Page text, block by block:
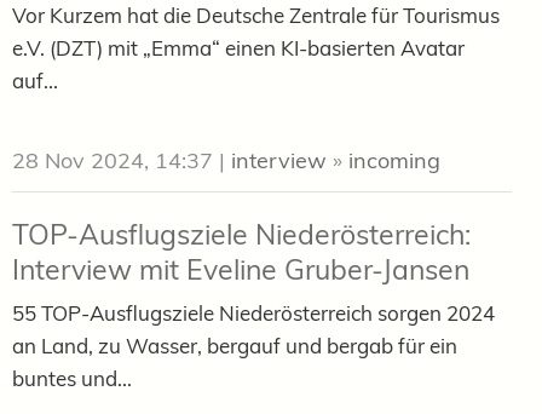
Vor Kurzem hat die Deutsche Zentrale für Tourismus
e.V. (DZT) mit „Emma“ einen KI-basierten Avatar
auf...
28 Nov 2024, 14:37 | interview » incoming
TOP-Ausflugsziele Niederösterreich:
Interview mit Eveline Gruber-Jansen
55 TOP-Ausflugsziele Niederösterreich sorgen 2024
an Land, zu Wasser, bergauf und bergab für ein
buntes und...